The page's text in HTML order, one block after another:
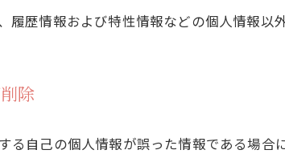
履歴情報および特性情報などの個人情報以
除
る自己の個人情報が誤った情報である場